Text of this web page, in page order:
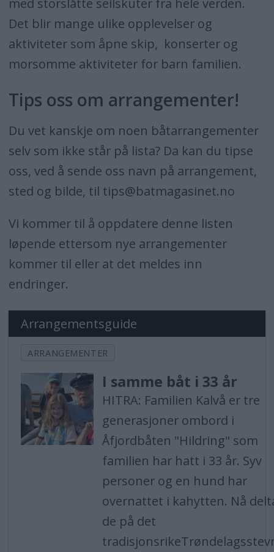
Det blir mange ulike opplevelser og
aktiviteter som åpne skip, konserter og
morsomme aktiviteter for barn familien.
Tips oss om arrangementer!
Du vet kanskje om noen båtarrangementer
selv som ikke står på lista? Da kan du tipse
oss, ved å sende oss navn på arrangement,
sted og bilde, til tips@batmagasinet.no
Vi kommer til å oppdatere denne listen
løpende ettersom nye arrangementer
kommer til eller at det meldes inn
endringer.
Arrangementsguide
ARRANGEMENTER
I samme båt i 33 år
HITRA: Familien Kalvå er tre
generasjoner ombord i
Åfjordbåten "Hildring" som
familien har hatt i 33 år. Syv
personer og en hund har
overnattet i kahytten. Nå
de på det